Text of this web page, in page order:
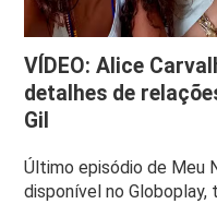
VÍDEO: Alice
detalhes de
Gil
Último episódio de Meu
disponível no